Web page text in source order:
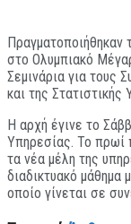
Πραγματοποιήθηκαν
στο Ολυμπιακό
Σεμινάρια για τους
και της Στατιστικής
Η αρχή έγινε το
Υπηρεσίας. Το πρωί
τα νέα μέλη της
διαδικτυακό μάθημα
οποίο γίνεται σε